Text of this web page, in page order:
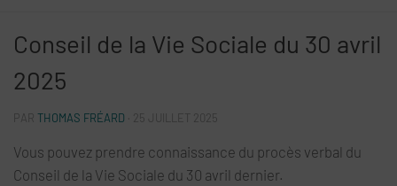
Conseil de la Vie Sociale du 30 avril
2025
THOMAS FRÉARD 25 JUILLET 2025
Vous pouvez prendre connaissance du procès verbal du
Conseil de la Vie Sociale du 30 avril dernier.